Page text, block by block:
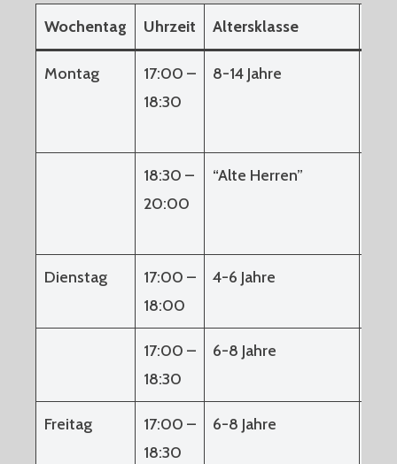
Wochentag Uhrzeit Altersklasse
Montag
17:00 –
18:30
8-14 Jahre
18:30 –
20:00
“Alte Herren”
Dienstag
17:00 –
18:00
4-6 Jahre
17:00 –
18:30
6-8 Jahre
Freitag
17:00 –
18:30
6-8 Jahre